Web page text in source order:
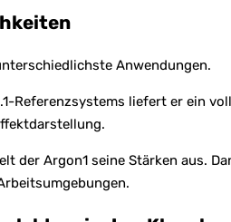
Anwendungen.
Referenzsystems liefert er ein
der Argon1 seine Stärken aus.